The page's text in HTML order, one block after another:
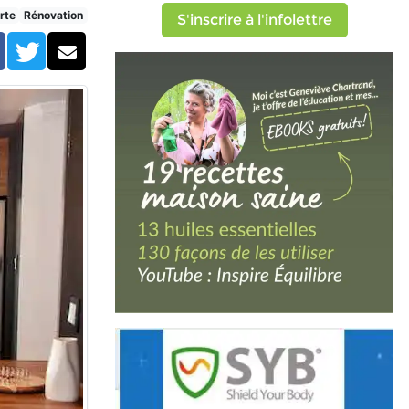
Rénovation
TwitterCourriel
S'inscrire à l'infolettre